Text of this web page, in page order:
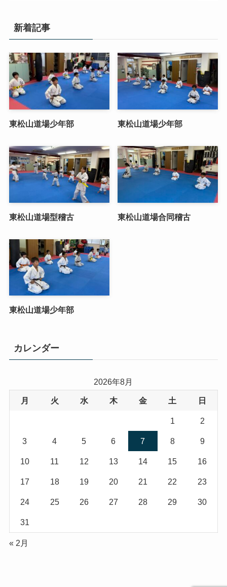
新着記事
東松山道場少年部 東松山道場少年部
東松山道場型稽古 東松山道場合同稽古
東松山道場少年部
カレンダー
2026年8月
月 火 水 木 金 土 日
1 2
3 4 5 6 7 8 9
10 11 12 13 14 15 16
17 18 19 20 21 22 23
24 25 26 27 28 29 30
31
« 2月